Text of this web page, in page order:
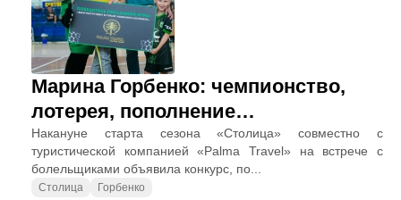
Марина Горбенко: чемпионство,
лотерея, пополнение…
Накануне старта сезона «Столица» совместно с
туристической компанией «Palma Travel» на встрече с
болельщиками объявила конкурс, по...
Столица
Горбенко